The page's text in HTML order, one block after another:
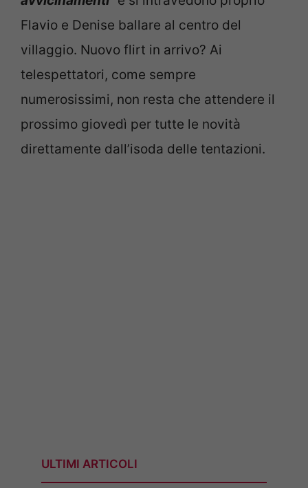
Flavio e Denise ballare al centro del
villaggio. Nuovo flirt in arrivo? Ai
telespettatori, come sempre
numerosissimi, non resta che attendere il
prossimo giovedì per tutte le novità
direttamente dall’isoda delle tentazioni.
ULTIMI ARTICOLI